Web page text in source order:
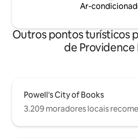
Ar-
Outros pontos turísticos
de Providence
Powell's City of Books
3.209 moradores locais